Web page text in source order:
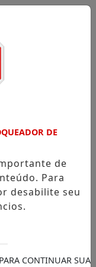
DE
de
Para
desabilite seu
CONTINUAR SUA